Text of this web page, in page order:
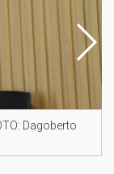
Dagoberto